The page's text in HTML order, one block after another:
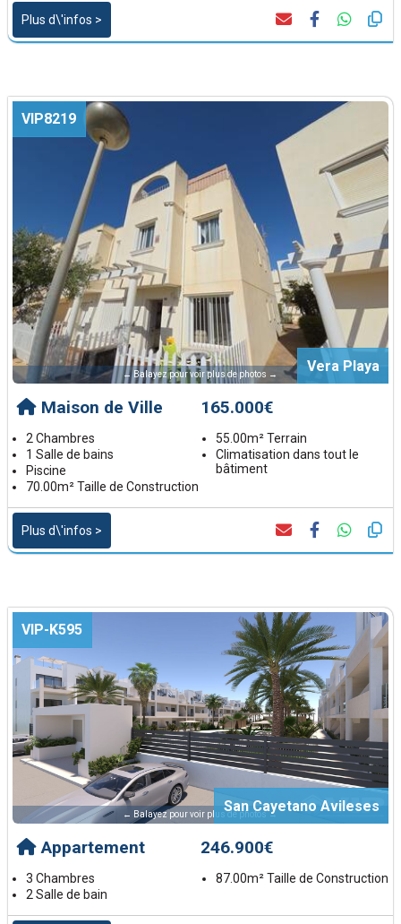
Plus d\'infos >
← Balayez pour voir plus de photos → Vera Playa
VIP8219
Maison de Ville 165.000€
2 Chambres
1 Salle de bains
Piscine
70.00m² Taille de Construction
55.00m² Terrain
Climatisation dans tout le
bâtiment
Plus d\'infos >
← Balayez pour voir plus de photos →San Cayetano Avileses
VIP-K595
Appartement 246.900€
3 Chambres
2 Salle de bain
87.00m² Taille de Construction